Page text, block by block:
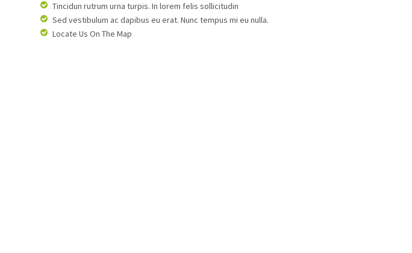
Tincidun rutrum urna turpis. In lorem felis sollicitudin
Sed vestibulum ac dapibus eu erat. Nunc tempus mi eu nulla.
Locate Us On The Map